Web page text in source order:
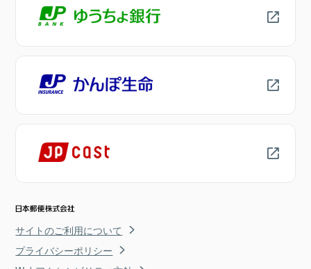
サイトのご利用について
プライバシーポリシー